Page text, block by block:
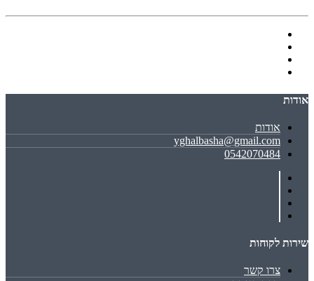
אודות
אודות
yghalbasha@gmail.com
0542070484
שירות לקוחות
צרו קשר